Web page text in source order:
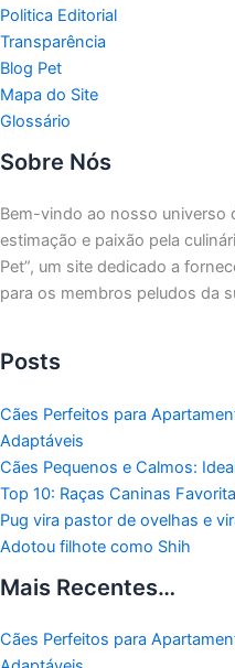
Politica Editorial
Transparência
Blog Pet
Mapa do Site
Glossário
Sobre Nós
Bem-vindo ao nosso universo
estimação e paixão pela
Pet”, um site dedicado a
para os membros peludos da
Posts
Cães Perfeitos para
Adaptáveis
Cães Pequenos e Calmos:
Top 10: Raças Caninas
Pug vira pastor de ovelhas e
Adotou filhote como Shih
Mais Recentes…
Cães Perfeitos para